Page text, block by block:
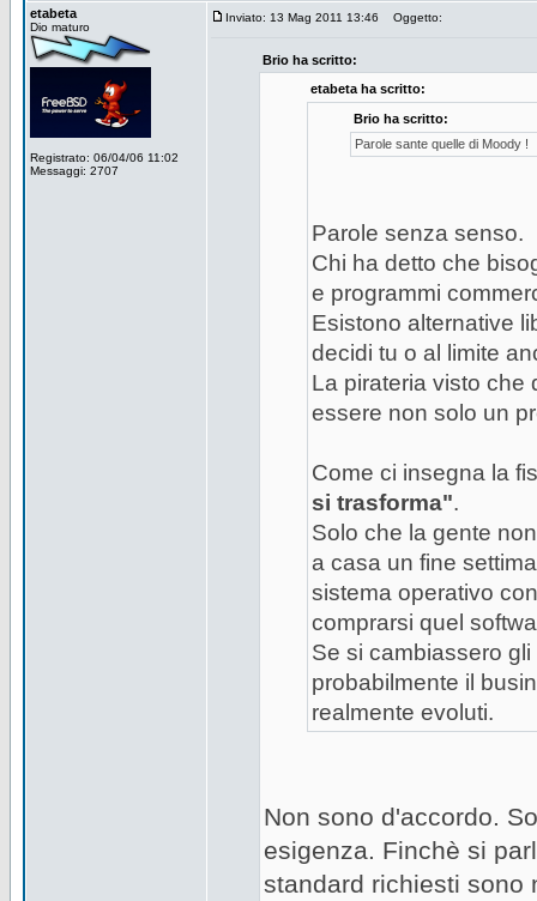
etabeta
Dio maturo
Registrato: 06/04/06 11:02
Messaggi: 2707
Inviato: 13 Mag 2011 13:46 Oggetto:
Brio ha scritto:
etabeta ha scritto:
Brio ha scritto:
Parole sante quelle di Moody !
Parole senza senso.
Chi ha detto che
e programmi
Esistono alternative
decidi tu o al limite
La pirateria visto che
essere non solo un
Come ci insegna la
si trasforma".
Solo che la gente
a casa un fine
sistema operativo
comprarsi quel
Se si cambiassero
probabilmente il
realmente evoluti.
Non sono d'accordo.
esigenza. Finchè si
standard richiesti sono